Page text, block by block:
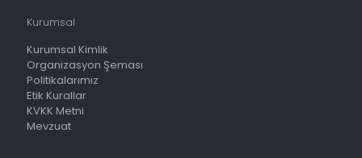
Kurumsal
Kurumsal Kimlik
Organizasyon Şeması
Politikalarımız
Etik Kurallar
KVKK Metni
Mevzuat